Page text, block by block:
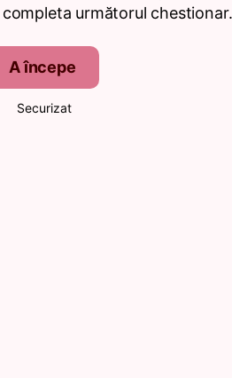
următorul chestionar.
A începe
Securizat